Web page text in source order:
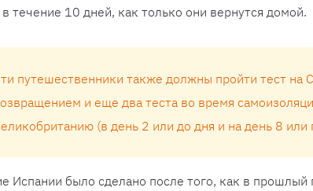
течение 10 дней, как только они вернутся домой.
путешественники также должны пройти тест на
и еще два теста во время
(в день 2 или до дня и на день 8 или
Испании было сделано после того, как в прошлый